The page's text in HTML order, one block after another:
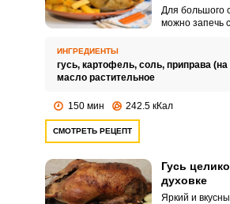
Для большого
можно запечь
ИНГРЕДИЕНТЫ
гусь, картофель, соль, приправа
масло растительное
150 мин 242.5 кКал
СМОТРЕТЬ РЕЦЕПТ
Гусь
духовке
Яркий и